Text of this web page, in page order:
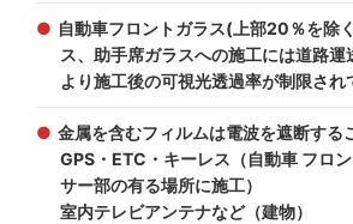
自動車フロントガラス(上部20％を除
ス、助手席ガラスへの施工には道路運
より施工後の可視光透過率が制限され
金属を含むフィルムは電波を遮断する
GPS・ETC・キーレス（自動車 フロ
サー部の有る場所に施工）
室内テレビアンテナなど（建物）